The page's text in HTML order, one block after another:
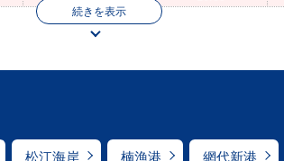
続きを表示
松江海岸 楠漁港 網代新港